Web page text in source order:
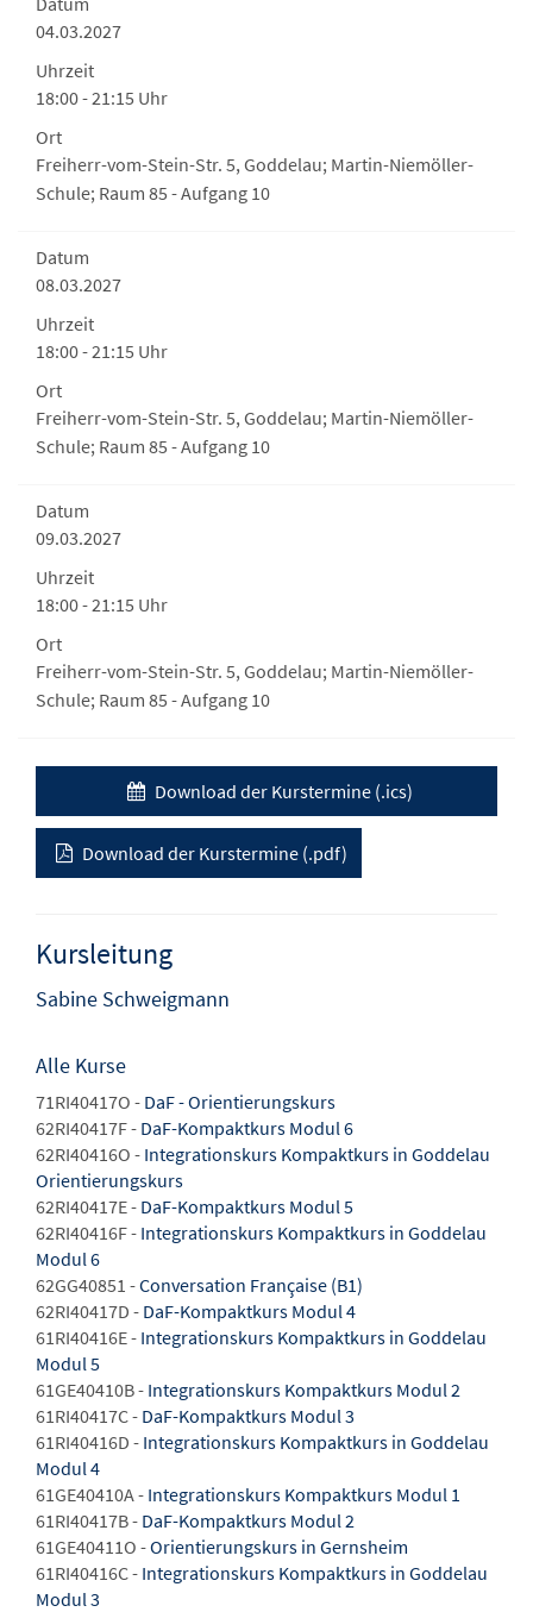
04.03.2027
Uhrzeit
18:00 - 21:15 Uhr
Ort
Freiherr-vom-Stein-Str. 5, Goddelau; Martin-Niemöller-
Schule; Raum 85 - Aufgang 10
Datum
08.03.2027
Uhrzeit
18:00 - 21:15 Uhr
Ort
Freiherr-vom-Stein-Str. 5, Goddelau; Martin-Niemöller-
Schule; Raum 85 - Aufgang 10
Datum
09.03.2027
Uhrzeit
18:00 - 21:15 Uhr
Ort
Freiherr-vom-Stein-Str. 5, Goddelau; Martin-Niemöller-
Schule; Raum 85 - Aufgang 10
Download der Kurstermine (.ics)
Download der Kurstermine (.pdf)
Kursleitung
Sabine Schweigmann
Alle Kurse
71RI40417O - DaF - Orientierungskurs
62RI40417F - DaF-Kompaktkurs Modul 6
62RI40416O - Integrationskurs Kompaktkurs in Goddelau
Orientierungskurs
62RI40417E - DaF-Kompaktkurs Modul 5
62RI40416F - Integrationskurs Kompaktkurs in Goddelau
Modul 6
62GG40851 -Conversation Française (B1)
62RI40417D - DaF-Kompaktkurs Modul 4
61RI40416E - Integrationskurs Kompaktkurs in Goddelau
Modul 5
61GE40410B - Integrationskurs Kompaktkurs Modul 2
61RI40417C - DaF-Kompaktkurs Modul 3
61RI40416D - Integrationskurs Kompaktkurs in Goddelau
Modul 4
61GE40410A - Integrationskurs Kompaktkurs Modul 1
61RI40417B - DaF-Kompaktkurs Modul 2
61GE40411O -Orientierungskurs in Gernsheim
61RI40416C - Integrationskurs Kompaktkurs in Goddelau
Modul 3